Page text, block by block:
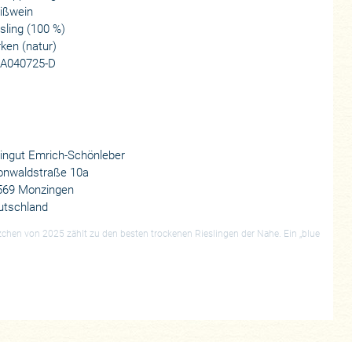
(100 %)
(natur)
D
Emrich-Schönleber
10a
Monzingen
von 2025 zählt zu den besten trockenen Rieslingen der Nahe. Ein „blue